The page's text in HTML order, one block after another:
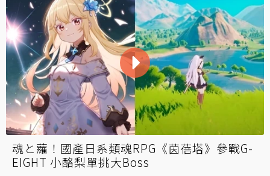
魂と蘿！國產日系類魂RPG《茵蓓塔》參戰G-
EIGHT 小酪梨單挑大Boss